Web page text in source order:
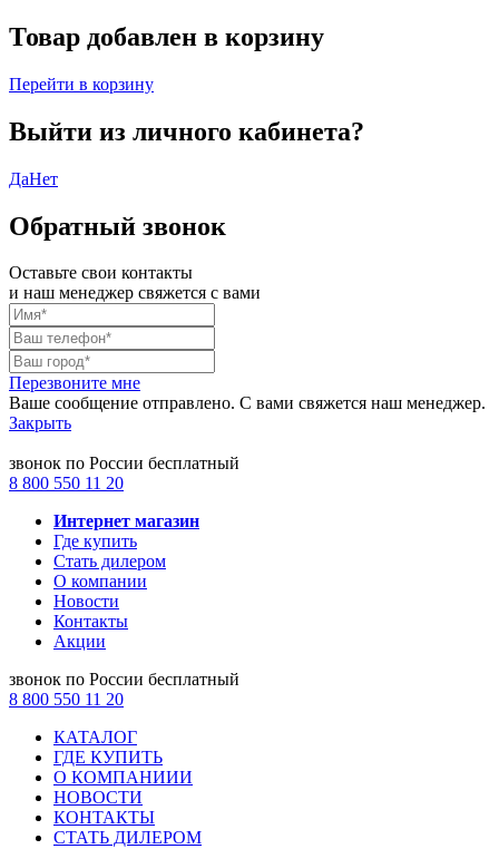
Товар добавлен в корзину
Перейти в корзину
Выйти из личного кабинета?
ДаНет
Обратный звонок
Оставьте свои контакты
и наш менеджер свяжется с вами
Перезвоните мне
Ваше сообщение отправлено. С вами свяжется наш менеджер.
Закрыть
звонок по России бесплатный
8 800 550 11 20
Интернет магазин
Где купить
Стать дилером
О компании
Новости
Контакты
Акции
звонок по России бесплатный
8 800 550 11 20
КАТАЛОГ
ГДЕ КУПИТЬ
О КОМПАНИИИ
НОВОСТИ
КОНТАКТЫ
СТАТЬ ДИЛЕРОМ